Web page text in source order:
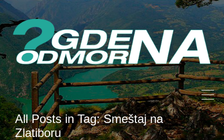
All Posts in Tag: Smeštaj na
Zlatiboru